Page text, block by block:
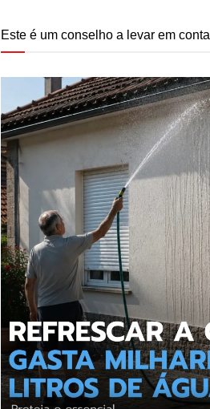
Este é um conselho a levar em conta